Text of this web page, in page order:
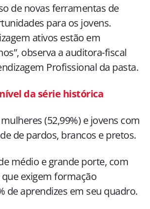
de novas ferramentas de
para os jovens.
ativos estão em
observa a auditora-fiscal
Profissional da pasta.
da série histórica
(52,99%) e jovens com
de pardos, brancos e pretos.
médio e grande porte, com
exigem formação
de aprendizes em seu quadro.